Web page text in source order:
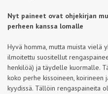
Nyt paineet ovat ohjekirjan
perheen kanssa lomalle
Hyvä homma, mutta muista vielä
ilmoitettu suositellut
henkilöä) ja täydelle kuormalle.
koko perhe kissoineen, koirineen
kyydissä. Tällöin rengaspaineita